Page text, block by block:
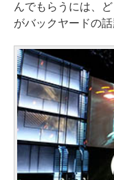
んでもらうには、
がバックヤードの